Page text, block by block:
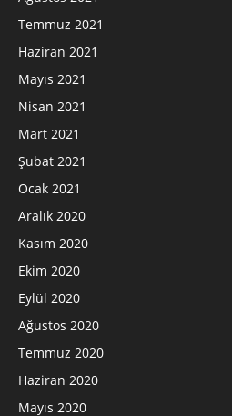
Temmuz 2021
Haziran 2021
Mayıs 2021
Nisan 2021
Mart 2021
Şubat 2021
Ocak 2021
Aralık 2020
Kasım 2020
Ekim 2020
Eylül 2020
Ağustos 2020
Temmuz 2020
Haziran 2020
Mayıs 2020